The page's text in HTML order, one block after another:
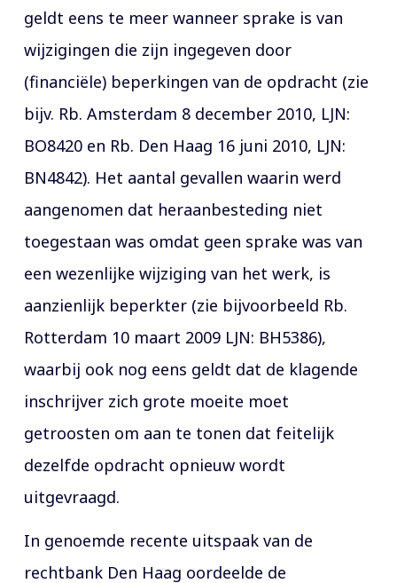
geldt eens te meer wanneer sprake is van
wijzigingen die zijn ingegeven door
(financiële) beperkingen van de opdracht (zie
bijv. Rb. Amsterdam 8 december 2010, LJN:
BO8420 en Rb. Den Haag 16 juni 2010, LJN:
BN4842). Het aantal gevallen waarin werd
aangenomen dat heraanbesteding niet
toegestaan was omdat geen sprake was van
een wezenlijke wijziging van het werk, is
aanzienlijk beperkter (zie bijvoorbeeld Rb.
Rotterdam 10 maart 2009 LJN: BH5386),
waarbij ook nog eens geldt dat de klagende
inschrijver zich grote moeite moet
getroosten om aan te tonen dat feitelijk
dezelfde opdracht opnieuw wordt
uitgevraagd.
In genoemde recente uitspaak van de
rechtbank Den Haag oordeelde de